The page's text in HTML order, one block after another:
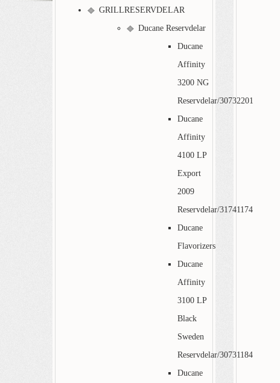
GRILLRESERVDELAR
Ducane Reservdelar
Ducane
Affinity
3200 NG
Reservdelar/30732201
Ducane
Affinity
4100 LP
Export
2009
Reservdelar/31741174
Ducane
Flavorizers
Ducane
Affinity
3100 LP
Black
Sweden
Reservdelar/30731184
Ducane